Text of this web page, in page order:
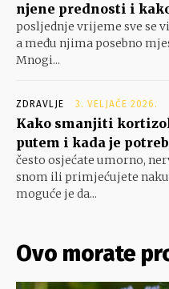
njene prednosti i
posljednje vrijeme sve se
a među njima posebno
Mnogi...
ZDRAVLJE 3. VELJAČE 2026.
Kako smanjiti
putem i kada je
često osjećate umorno,
snom ili primjećujete
moguće je da...
Ovo morate